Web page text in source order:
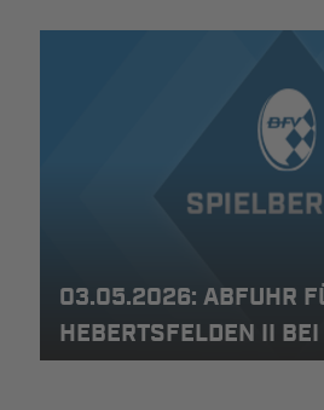
03.05.2026: ABFUHR
HEBERTSFELDEN II